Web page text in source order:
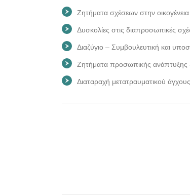
Ζητήματα σχέσεων στην οικογένεια
Δυσκολίες στις διαπροσωπικές
Διαζύγιο – Συμβουλευτική και
Ζητήματα προσωπικής ανάπτυξης
Διαταραχή μετατραυματικού άγχους